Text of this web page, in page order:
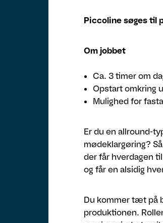
Piccoline søges til
Om jobbet
Ca. 3 timer om
Opstart omkring
Mulighed for
Er du en allround-
mødeklargøring?
der får hverdagen
og får en alsidig
Du kommer tæt på
produktionen.